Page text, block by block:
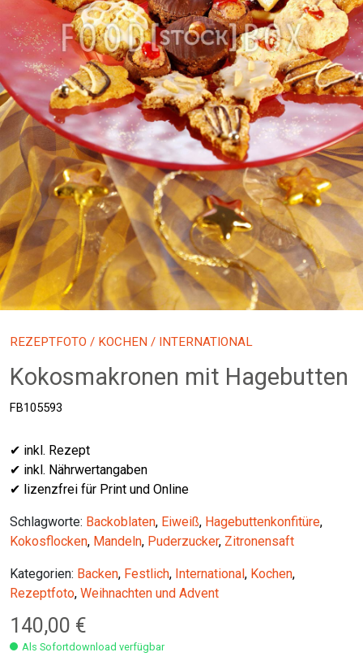
REZEPTFOTO / KOCHEN / INTERNATIONAL
Kokosmakronen mit Hagebutten
FB105593
✔ inkl. Rezept
✔ inkl. Nährwertangaben
✔ lizenzfrei für Print und Online
Schlagworte: Backoblaten, Eiweiß, Hagebuttenkonfitüre,
Kokosflocken, Mandeln, Puderzucker, Zitronensaft
Kategorien: Backen, Festlich, International , Kochen,
Rezeptfoto, Weihnachten und Advent
140,00 €
Als Sofortdownload verfügbar